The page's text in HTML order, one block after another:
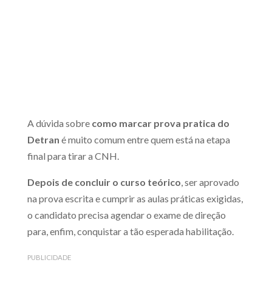
A dúvida sobre como marcar prova pratica do
Detran é muito comum entre quem está na etapa
final para tirar a CNH.
Depois de concluir o curso teórico, ser aprovado
na prova escrita e cumprir as aulas práticas exigidas,
o candidato precisa agendar o exame de direção
para, enfim, conquistar a tão esperada habilitação.
PUBLICIDADE